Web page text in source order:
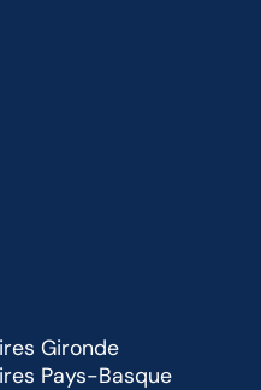
Gironde
Pays-Basque